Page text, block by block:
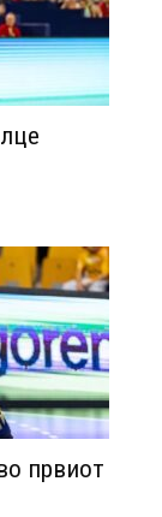
првиот